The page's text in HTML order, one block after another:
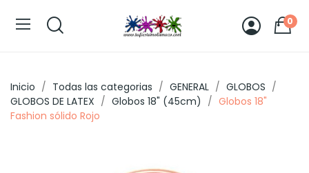
0
Inicio Todas las categorias GENERAL
GLOBOS
GLOBOS DE LATEX
Globos 18" (45cm)
Globos 18"
Fashion sólido Rojo